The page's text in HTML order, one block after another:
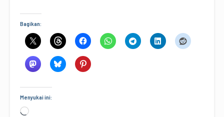
Bagikan:
Menyukai ini:
Memuat...